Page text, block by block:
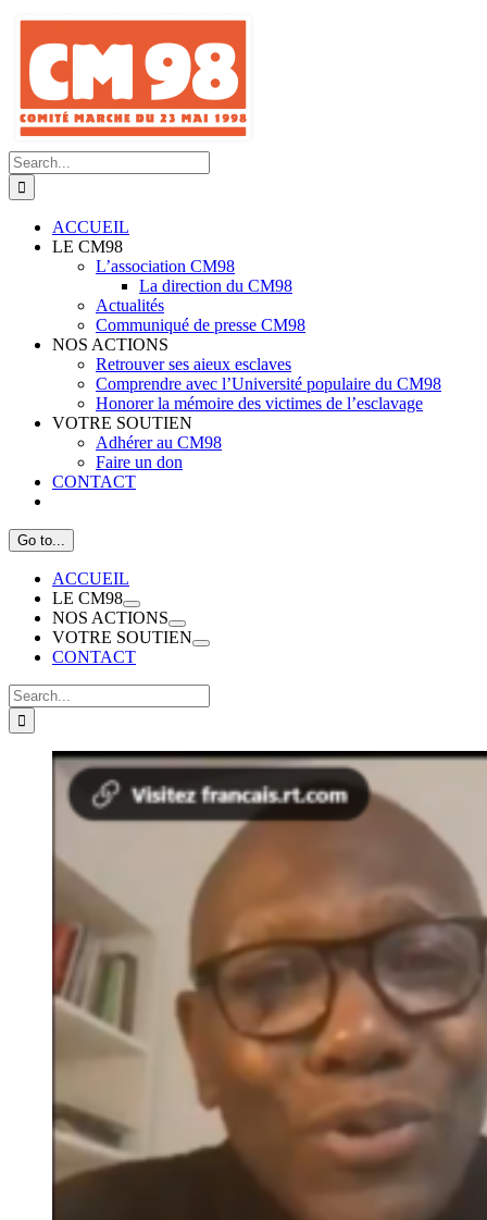
Skip
content
Search
for:
ACCUEIL
LE CM98
L’association CM98
La direction du CM98
Actualités
Communiqué de presse CM98
NOS ACTIONS
Retrouver ses aieux esclaves
Comprendre avec l’Université populaire du CM98
Honorer la mémoire des victimes de l’esclavage
VOTRE SOUTIEN
Adhérer au CM98
Faire un don
CONTACT
Go to...
ACCUEIL
LE CM98
NOS ACTIONS
VOTRE SOUTIEN
CONTACT
Search
for:
View
Larger
Image